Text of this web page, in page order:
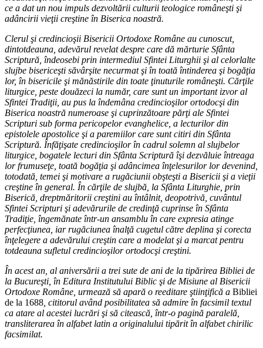
ce a dat un nou impuls dezvoltării culturii teologice româneşti şi
adâncirii vieţii creştine în Biserica noastră.
Clerul şi credincioşii Bisericii Ortodoxe Române au cunoscut,
dintotdeauna, adevărul revelat despre care dă mărturie Sfânta
Scriptură, îndeosebi prin intermediul Sfintei Liturghii şi al celorlalte
slujbe bisericeşti săvârşite necurmat şi în toată întinderea şi bogăţia
lor, în bisericile şi mănăstirile din toate ţinuturile româneşti. Cărţile
liturgice, peste douăzeci la număr, care sunt un important izvor al
Sfintei Tradiţii, au pus la îndemâna credincioşilor ortodocşi din
Biserica noastră numeroase şi cuprinzătoare părţi ale Sfintei
Scripturi sub forma pericopelor evanghelice, a lecturilor din
epistolele apostolice şi a paremiilor care sunt citiri din Sfânta
Scriptură. Înfăţişate credincioşilor în cadrul solemn al slujbelor
liturgice, bogatele lecturi din Sfânta Scriptură îşi dezvăluie întreaga
lor frumuseţe, toată bogăţia şi adâncimea înţelesurilor lor devenind,
totodată, temei şi motivare a rugăciunii obşteşti a Bisericii şi a vieţii
creştine în general. În cărţile de slujbă, la Sfânta Liturghie, prin
Biserică, dreptmăritorii creştini au întâlnit, deopotrivă, cuvântul
Sfintei Scripturi şi adevărurile de credinţă cuprinse în Sfânta
Tradiţie, îngemănate într-un ansamblu în care expresia atinge
perfecţiunea, iar rugăciunea înalţă cugetul către deplina şi corecta
înţelegere a adevărului creştin care a modelat şi a marcat pentru
totdeauna sufletul credincioşilor ortodocşi creştini.
În acest an, al aniversării a trei sute de ani de la tipărirea Bibliei de
la Bucureşti, în Editura Institutului Biblic şi de Misiune al Bisericii
Ortodoxe Române, urmează să apară o reeditare ştiinţifică a Bibliei
de la 1688 , cititorul având posibilitatea să admire în facsimil textul
ca atare al acestei lucrări şi să citească, într-o pagină paralelă,
transliterarea în alfabet latin a originalului tipărit în alfabet chirilic
facsimilat.